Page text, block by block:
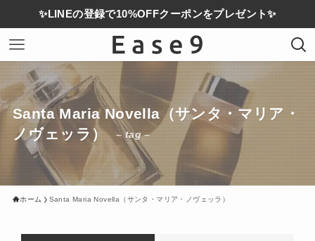
✨LINEの登録で10%OFFクーポンをプレゼント✨
Santa Maria Novella（サンタ・マリア・
ノヴェッラ）
– tag –
ホーム Santa Maria Novella（サンタ・マリア・ノヴェッラ）